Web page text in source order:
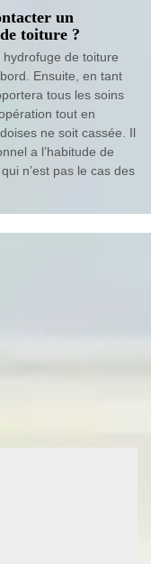
un
toiture ?
hydrofuge de toiture
Ensuite, en tant
tous les soins
tout en
ne soit cassée. Il
a l’habitude de
n’est pas le cas des